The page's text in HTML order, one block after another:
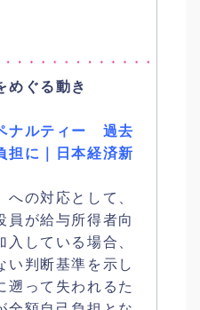
めぐる動き
ナルティー 過去
担に｜日本経済新
への対応として、
員が給与所得者向
している場合、
い判断基準を示し
遡って失われるた